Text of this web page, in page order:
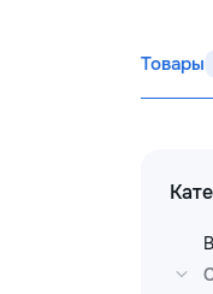
Товары